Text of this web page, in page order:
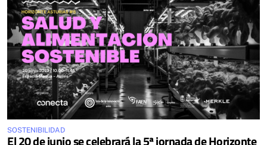
SOSTENIBILIDAD
El 20 de junio se celebrará la 5ª jornada de Horizonte